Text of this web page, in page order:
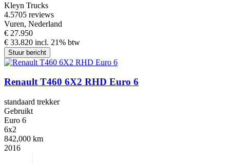
Kleyn Trucks
4.5705 reviews
Vuren, Nederland
€ 27.950
€ 33.820 incl. 21% btw
Stuur bericht
Renault T460 6X2 RHD Euro 6
standaard trekker
Gebruikt
Euro 6
6x2
842,000 km
2016